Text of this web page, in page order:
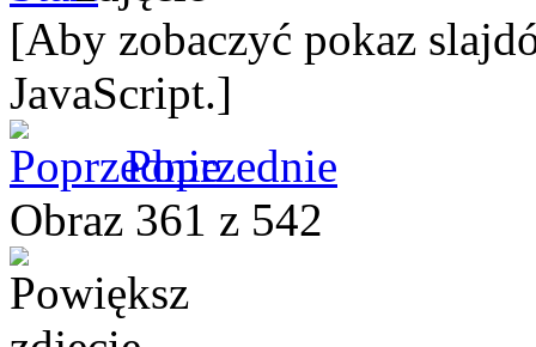
[Aby zobaczyć pokaz
JavaScript.]
Poprzednie
Obraz 361 z 542